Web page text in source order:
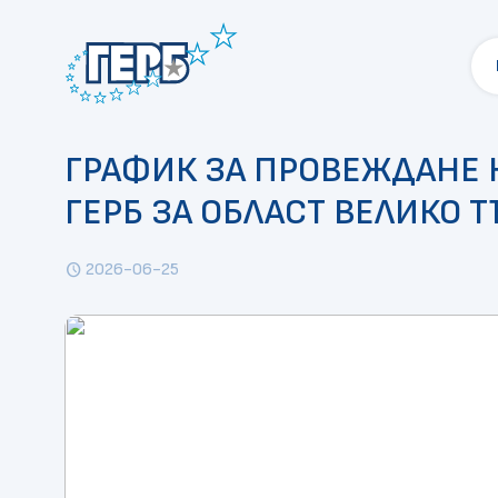
ГРАФИК ЗА
ГЕРБ ЗА ОБЛАСТ ВЕЛИКО
schedule 2026-06-25